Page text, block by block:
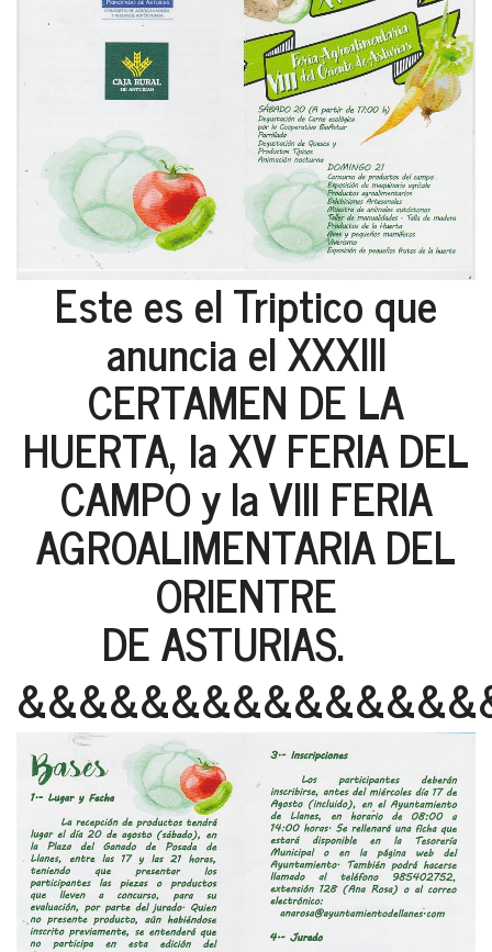
Este es el Triptico que
anuncia el XXXIII
CERTAMEN DE LA
HUERTA, la XV FERIA DEL
CAMPO y la VIII FERIA
AGROALIMENTARIA DEL
ORIENTRE
DE ASTURIAS.